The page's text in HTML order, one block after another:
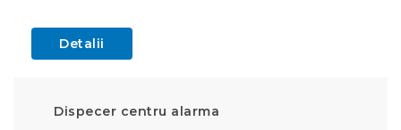
Detalii
Dispecer centru alarma